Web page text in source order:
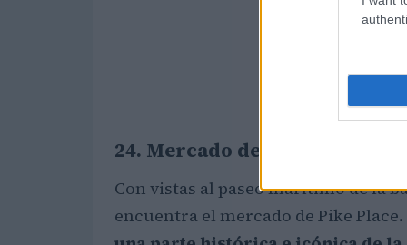
24. Mercado de Pike Place en
Con vistas al paseo marítimo de la
encuentra el mercado de Pike Place.